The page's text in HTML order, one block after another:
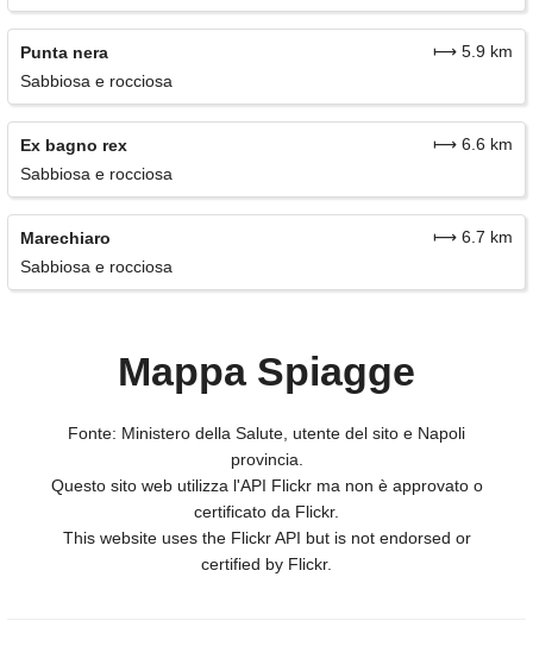
Punta nera
⟼ 5.9 km
Sabbiosa e rocciosa
Ex bagno rex
⟼ 6.6 km
Sabbiosa e rocciosa
Marechiaro
⟼ 6.7 km
Sabbiosa e rocciosa
Mappa Spiagge
Fonte: Ministero della Salute, utente del sito e Napoli
provincia.
Questo sito web utilizza l'API Flickr ma non è approvato o
certificato da Flickr.
This website uses the Flickr API but is not endorsed or
certified by Flickr.